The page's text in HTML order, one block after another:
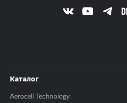
Каталог
Aerocell Technology